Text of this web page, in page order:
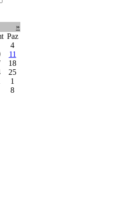
»
Paz
4
11
18
25
1
8